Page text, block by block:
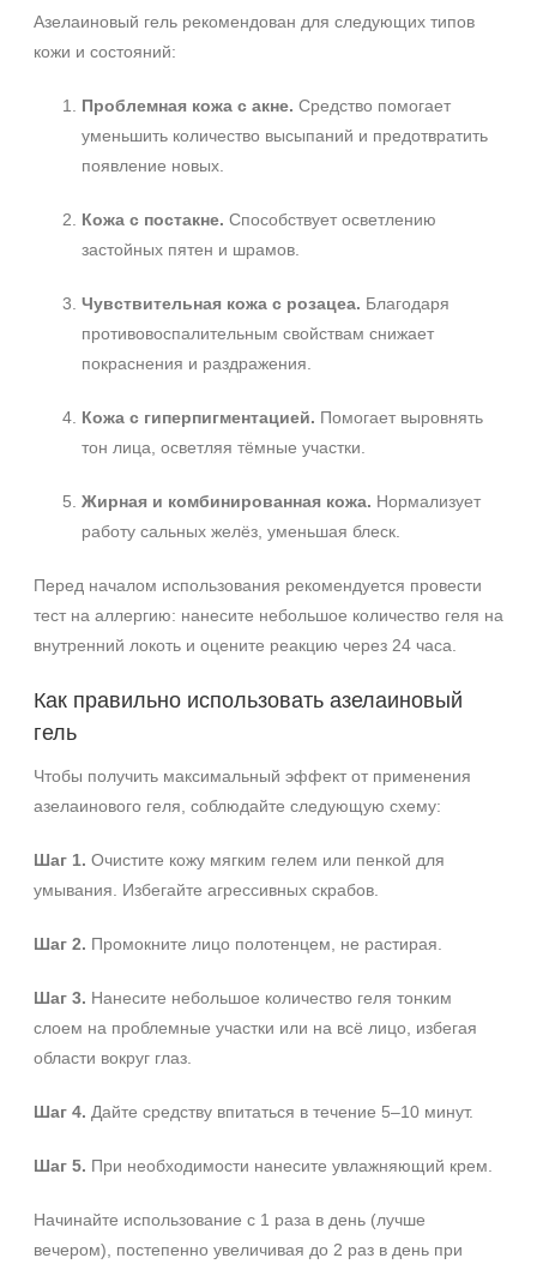
Гиалуроновая кислота
Показать еще
Ежедневный
Азелаиновый гель рекомендован для следующих типов
кожи и состояний:
Проблемная кожа с акне. Средство помогает
уменьшить количество высыпаний и предотвратить
появление новых.
Кожа с постакне. Способствует осветлению
застойных пятен и шрамов.
Чувствительная кожа с розацеа. Благодаря
противовоспалительным свойствам снижает
покраснения и раздражения.
Кожа с гиперпигментацией. Помогает выровнять
тон лица, осветляя тёмные участки.
Жирная и комбинированная кожа. Нормализует
работу сальных желёз, уменьшая блеск.
Перед началом использования рекомендуется провести
тест на аллергию: нанесите небольшое количество геля на
внутренний локоть и оцените реакцию через 24 часа.
Как правильно использовать азелаиновый
гель
Чтобы получить максимальный эффект от применения
азелаинового геля, соблюдайте следующую схему:
Шаг 1. Очистите кожу мягким гелем или пенкой для
умывания. Избегайте агрессивных скрабов.
Шаг 2. Промокните лицо полотенцем, не растирая.
Шаг 3. Нанесите небольшое количество геля тонким
слоем на проблемные участки или на всё лицо, избегая
области вокруг глаз.
Шаг 4. Дайте средству впитаться в течение 5–10 минут.
Шаг 5. При необходимости нанесите увлажняющий крем.
Начинайте использование с 1 раза в день (лучше
вечером), постепенно увеличивая до 2 раз в день при
+7 (495) 640-58-89
+7 (929) 933-09-89